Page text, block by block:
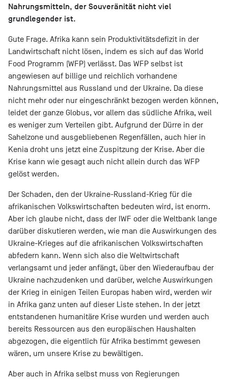
Nahrungsmitteln, der Souveränität nicht viel
grundlegender ist.
Gute Frage. Afrika kann sein Produktivitätsdefizit in der
Landwirtschaft nicht lösen, indem es sich auf das World
Food Programm (WFP) verlässt. Das WFP selbst ist
angewiesen auf billige und reichlich vorhandene
Nahrungsmittel aus Russland und der Ukraine. Da diese
nicht mehr oder nur eingeschränkt bezogen werden können,
leidet der ganze Globus, vor allem das südliche Afrika, weil
es weniger zum Verteilen gibt. Aufgrund der Dürre in der
Sahelzone und ausgebliebenen Regenfällen, auch hier in
Kenia droht uns jetzt eine Zuspitzung der Krise. Aber die
Krise kann wie gesagt auch nicht allein durch das WFP
gelöst werden.
Der Schaden, den der Ukraine-Russland-Krieg für die
afrikanischen Volkswirtschaften bedeuten wird, ist enorm.
Aber ich glaube nicht, dass der IWF oder die Weltbank lange
darüber diskutieren werden, wie man die Auswirkungen des
Ukraine-Krieges auf die afrikanischen Volkswirtschaften
abfedern kann. Wenn sich also die Weltwirtschaft
verlangsamt und jeder anfängt, über den Wiederaufbau der
Ukraine nachzudenken und darüber, welche Auswirkungen
der Krieg in einigen Teilen Europas haben wird, werden wir
in Afrika ganz unten auf dieser Liste stehen. In der jetzt
entstandenen humanitäre Krise wurden und werden auch
bereits Ressourcen aus den europäischen Haushalten
abgezogen, die eigentlich für Afrika bestimmt gewesen
wären, um unsere Krise zu bewältigen.
Aber auch in Afrika selbst muss von Regierungen